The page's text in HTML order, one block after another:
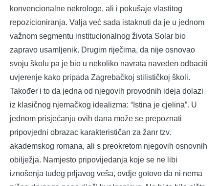
konvencionalne nekrologe, ali i pokušaje vlastitog
repozicioniranja. Valja već sada istaknuti da je u jednom
važnom segmentu institucionalnog života Solar bio
zapravo usamljenik. Drugim riječima, da nije osnovao
svoju školu pa je bio u nekoliko navrata naveden odbaciti
uvjerenje kako pripada Zagrebačkoj stilističkoj školi.
Također i to da jedna od njegovih provodnih ideja dolazi
iz klasičnog njemačkog idealizma: “Istina je cjelina”. U
jednom prisjećanju ovih dana može se prepoznati
pripovjedni obrazac karakterističan za žanr tzv.
akademskog romana, ali s preokretom njegovih osnovnih
obilježja. Namjesto pripovijedanja koje se ne libi
iznošenja tuđeg prljavog veša, ovdje gotovo da ni nema